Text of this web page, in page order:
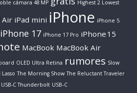
cámara 48 MP Highest 2 Lowest
Air iPad mini iPhone iPhone 5
iPhone 17 iPhone 17 Pro iPhone 15
MacBook MacBook Air
OLED Ultra Retina rumores Slow
Lasso The Morning Show The Reluctant Traveler
USB-C Thunderbolt USB‑C